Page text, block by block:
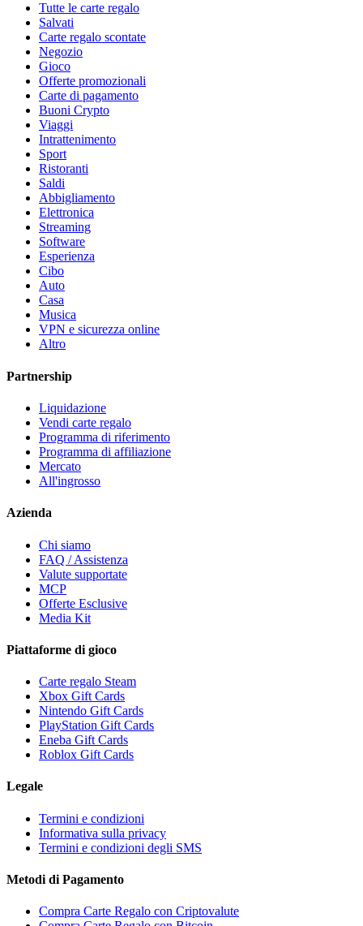
Tutte le carte regalo
Salvati
Carte regalo scontate
Negozio
Gioco
Offerte promozionali
Carte di pagamento
Buoni Crypto
Viaggi
Intrattenimento
Sport
Ristoranti
Saldi
Abbigliamento
Elettronica
Streaming
Software
Esperienza
Cibo
Auto
Casa
Musica
VPN e sicurezza online
Altro
Partnership
Liquidazione
Vendi carte regalo
Programma di riferimento
Programma di affiliazione
Mercato
All'ingrosso
Azienda
Chi siamo
FAQ / Assistenza
Valute supportate
MCP
Offerte Esclusive
Media Kit
Piattaforme di gioco
Carte regalo Steam
Xbox Gift Cards
Nintendo Gift Cards
PlayStation Gift Cards
Eneba Gift Cards
Roblox Gift Cards
Legale
Termini e condizioni
Informativa sulla privacy
Termini e condizioni degli SMS
Metodi di Pagamento
Compra Carte Regalo con Criptovalute